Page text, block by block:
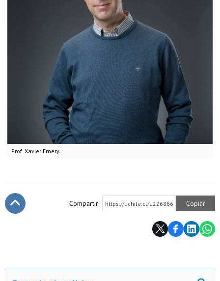
Prof. Xavier Emery.
Compartir: https://uchile.cl/u226866 Copiar